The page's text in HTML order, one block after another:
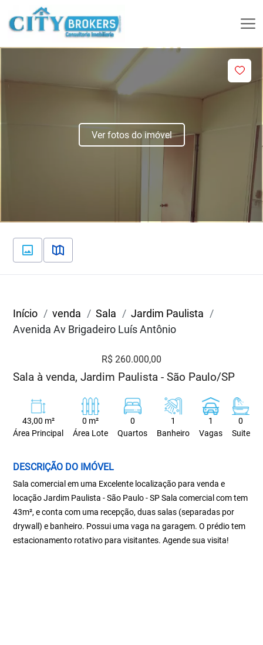
Ver fotos do imóvel
Início venda Sala
Jardim Paulista
Avenida Av Brigadeiro Luís Antônio
R$ 260.000,00
Sala à venda, Jardim Paulista - São Paulo/SP
43,00 m²
Área Principal
0 m²
Área Lote
0
Quartos
1
Banheiro
1
Vagas
0
Suite
DESCRIÇÃO DO IMÓVEL
Sala comercial em uma Excelente localização para venda e
locação Jardim Paulista - São Paulo - SP Sala comercial com tem
43m², e conta com uma recepção, duas salas (separadas por
drywall) e banheiro. Possui uma vaga na garagem. O prédio tem
estacionamento rotativo para visitantes. Agende sua visita!